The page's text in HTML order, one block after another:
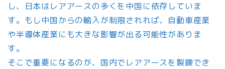
し、日本はレアアースの多くを中国に依存していま
す。もし中国からの輸入が制限されれば、自動車産業
や半導体産業にも大きな影響が出る可能性がありま
す。
そこで重要になるのが、国内でレアアースを製錬でき